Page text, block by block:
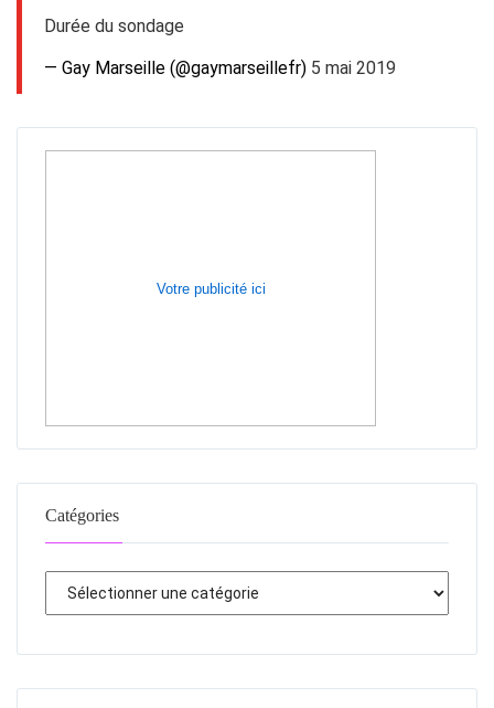
Durée du sondage
— Gay Marseille (@gaymarseillefr) 5 mai 2019
Votre publicité ici
Catégories